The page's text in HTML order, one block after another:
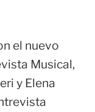
el nuevo
Musical,
y Elena